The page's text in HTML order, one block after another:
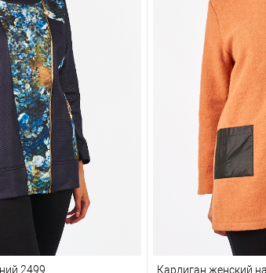
2499 Кардиган женский